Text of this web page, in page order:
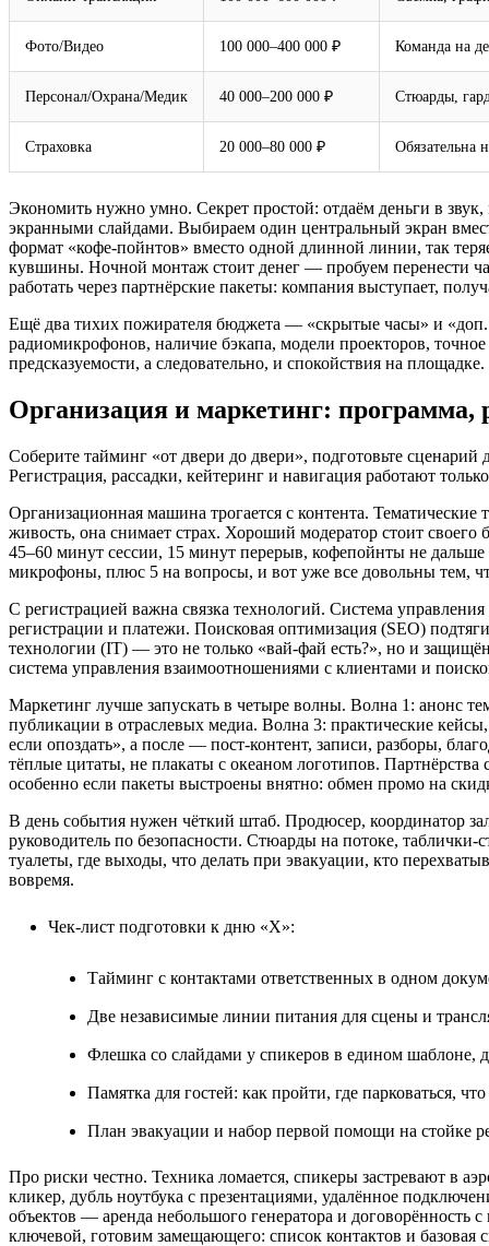
Фото/Видео 100 000–400 000 ₽ Команда на
Персонал/Охрана/Медик 40 000–200 000 ₽ Стюарды,
Страховка 20 000–80 000 ₽ Обязательна
Экономить нужно умно. Секрет простой: отдаём деньги в
экранными слайдами. Выбираем один центральный экран
формат «кофе‑пойнтов» вместо одной длинной линии, так
кувшины. Ночной монтаж стоит денег — пробуем перенести
работать через партнёрские пакеты: компания выступает,
Ещё два тихих пожирателя бюджета — «скрытые часы» и «доп.
радиомикрофонов, наличие бэкапа, модели проекторов,
предсказуемости, а следовательно, и спокойствия на площадке.
Организация и маркетинг: программа,
Соберите тайминг «от двери до двери», подготовьте
Регистрация, рассадки, кейтеринг и навигация работают
Организационная машина трогается с контента.
живость, она снимает страх. Хороший модератор стоит
45–60 минут сессии, 15 минут перерыв, кофепойнты не
микрофоны, плюс 5 на вопросы, и вот уже все довольны тем,
С регистрацией важна связка технологий. Система
регистрации и платежи. Поисковая оптимизация (SEO)
технологии (IT) — это не только «вай‑фай есть?», но и
система управления взаимоотношениями с клиентами и
Маркетинг лучше запускать в четыре волны. Волна 1: анонс
публикации в отраслевых медиа. Волна 3: практические
если опоздать», а после — пост‑контент, записи, разборы,
тёплые цитаты, не плакаты с океаном логотипов.
особенно если пакеты выстроены внятно: обмен промо на
В день события нужен чёткий штаб. Продюсер, координатор
руководитель по безопасности. Стюарды на потоке,
туалеты, где выходы, что делать при эвакуации, кто
вовремя.
Чек‑лист подготовки к дню «Х»:
Тайминг с контактами ответственных в одном
Две независимые линии питания для сцены и
Флешка со слайдами у спикеров в едином шаблоне,
Памятка для гостей: как пройти, где парковаться,
План эвакуации и набор первой помощи на стойке
Про риски честно. Техника ломается, спикеры застревают в
кликер, дубль ноутбука с презентациями, удалённое
объектов — аренда небольшого генератора и
ключевой, готовим замещающего: список контактов и базовая